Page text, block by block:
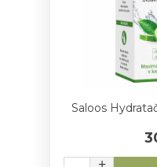
Saloos